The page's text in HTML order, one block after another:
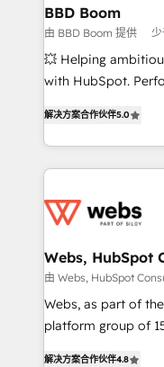
Custom APIs and third-
End Revenue
pipeline growth
and CRM
Execution • 750+
implementations •
BBD Boom
由 BBD Boom 提供
💥 Helping
with HubSpot.
to HubSpot Better.
solve all your
adoption, sales
the first time 🔧
and build using
with other systems
HubSpot pros 📊
HubSpot Why us? - SIX HubSpot Accreditations -
CRM, Solutions Architecture,
解决方案合作伙伴5.0
Webs, HubSpot
由 Webs, HubSpot
Webs, as part of
platform group of 150 Fte, is the
解决方案合作伙伴4.8